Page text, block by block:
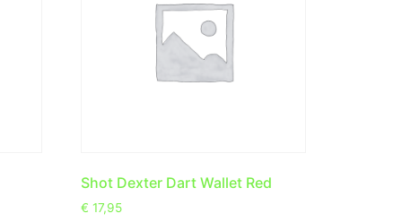
Shot Dexter Dart Wallet Red
€ 17,95